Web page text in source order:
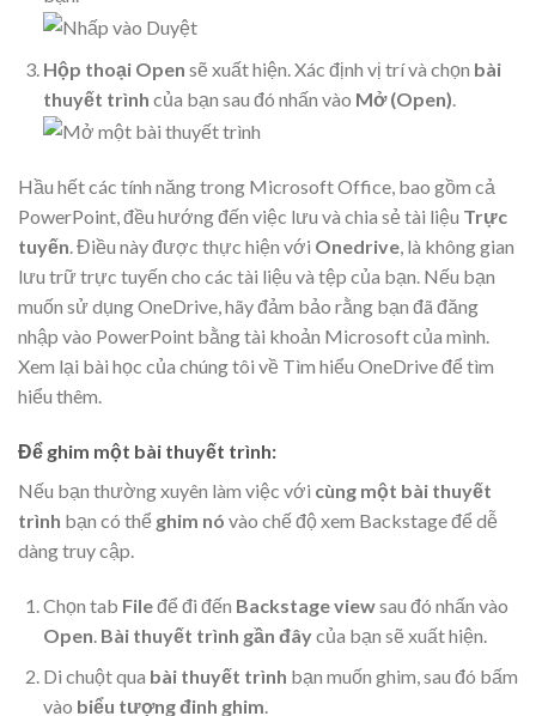
Hộp thoại Open sẽ xuất hiện. Xác định vị trí và chọn bài
thuyết trình của bạn sau đó nhấn vào Mở (Open).
Hầu hết các tính năng trong Microsoft Office, bao gồm cả
PowerPoint, đều hướng đến việc lưu và chia sẻ tài liệu Trực
tuyến. Điều này được thực hiện với Onedrive, là không gian
lưu trữ trực tuyến cho các tài liệu và tệp của bạn. Nếu bạn
muốn sử dụng OneDrive, hãy đảm bảo rằng bạn đã đăng
nhập vào PowerPoint bằng tài khoản Microsoft của mình.
Xem lại bài học của chúng tôi về Tìm hiểu OneDrive để tìm
hiểu thêm.
Để ghim một bài thuyết trình:
Nếu bạn thường xuyên làm việc với cùng một bài thuyết
trình bạn có thể ghim nó vào chế độ xem Backstage để dễ
dàng truy cập.
Chọn tab Fileđể đi đến Backstage viewsau đó nhấn vào
Open. Bài thuyết trình gần đâycủa bạn sẽ xuất hiện.
Di chuột qua bài thuyết trình bạn muốn ghim, sau đó bấm
vào biểu tượng đinh ghim.